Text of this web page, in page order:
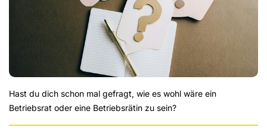
Hast du dich schon mal gefragt, wie es wohl wäre ein
Betriebsrat oder eine Betriebsrätin zu sein?